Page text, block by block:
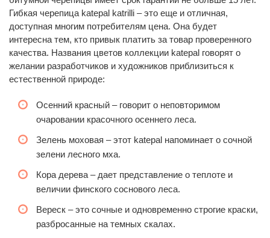
Гибкая черепица katepal katrilli – это еще и отличная,
доступная многим потребителям цена. Она будет
интересна тем, кто привык платить за товар проверенного
качества. Названия цветов коллекции katepal говорят о
желании разработчиков и художников приблизиться к
естественной природе:
Осенний красный – говорит о неповторимом
очаровании красочного осеннего леса.
Зелень моховая – этот katepal напоминает о сочной
зелени лесного мха.
Кора дерева – дает представление о теплоте и
величии финского соснового леса.
Вереск – это сочные и одновременно строгие краски,
разбросанные на темных скалах.